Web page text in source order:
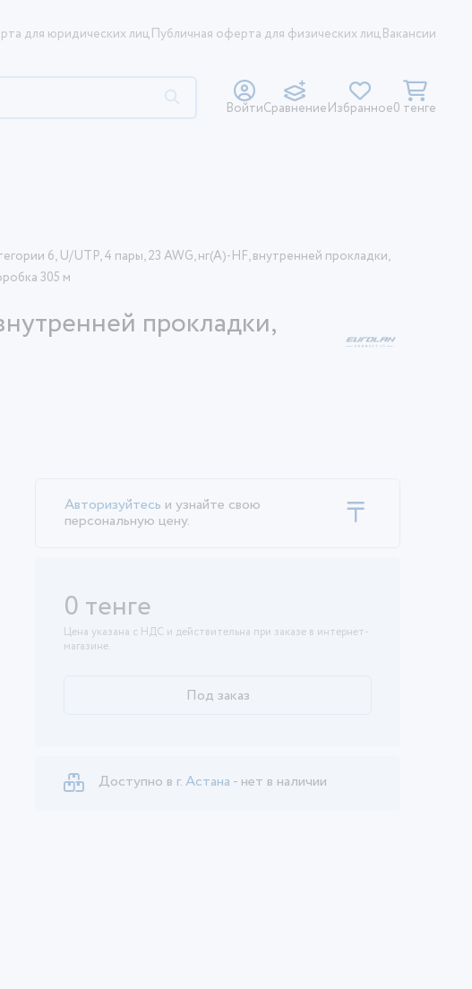
для юридических лицПубличная оферта для физических лицВакансии
ВойтиСравнениеИзбранное0 тенге
6, U/UTP, 4 пары, 23 AWG, нг(A)-HF, внутренней прокладки,
305 м
прокладки,
Авторизуйтесь и узнайте свою
персональную цену.
0 тенге
Цена указана с НДС и действительна при заказе в интернет-
магазине.
Под заказ
Доступно в г. Астана - нет в наличии